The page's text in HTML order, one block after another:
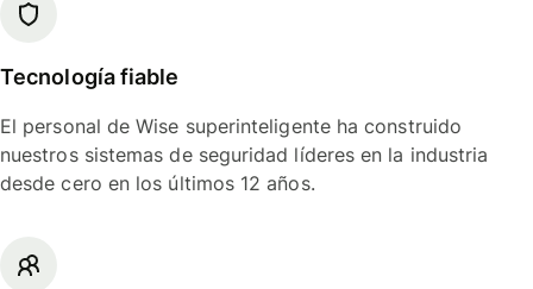
Tecnología fiable
El personal de Wise superinteligente ha construido
nuestros sistemas de seguridad líderes en la industria
desde cero en los últimos 12 años.